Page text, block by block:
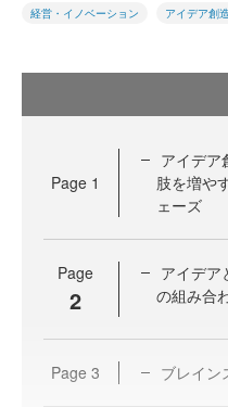
経営・イノベーション アイデア創造
Page 1
アイデア
肢を増や
ェーズ
Page
2
アイデア
の組み合
Page 3 ブレイン